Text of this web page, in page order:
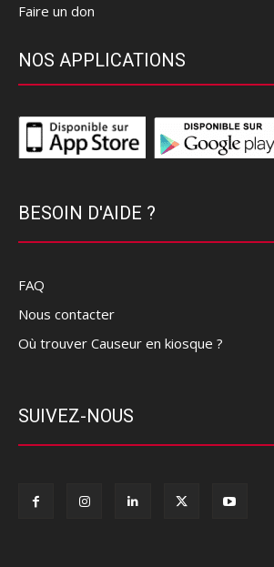
Faire un don
NOS APPLICATIONS
BESOIN D'AIDE ?
FAQ
Nous contacter
Où trouver Causeur en kiosque ?
SUIVEZ-NOUS